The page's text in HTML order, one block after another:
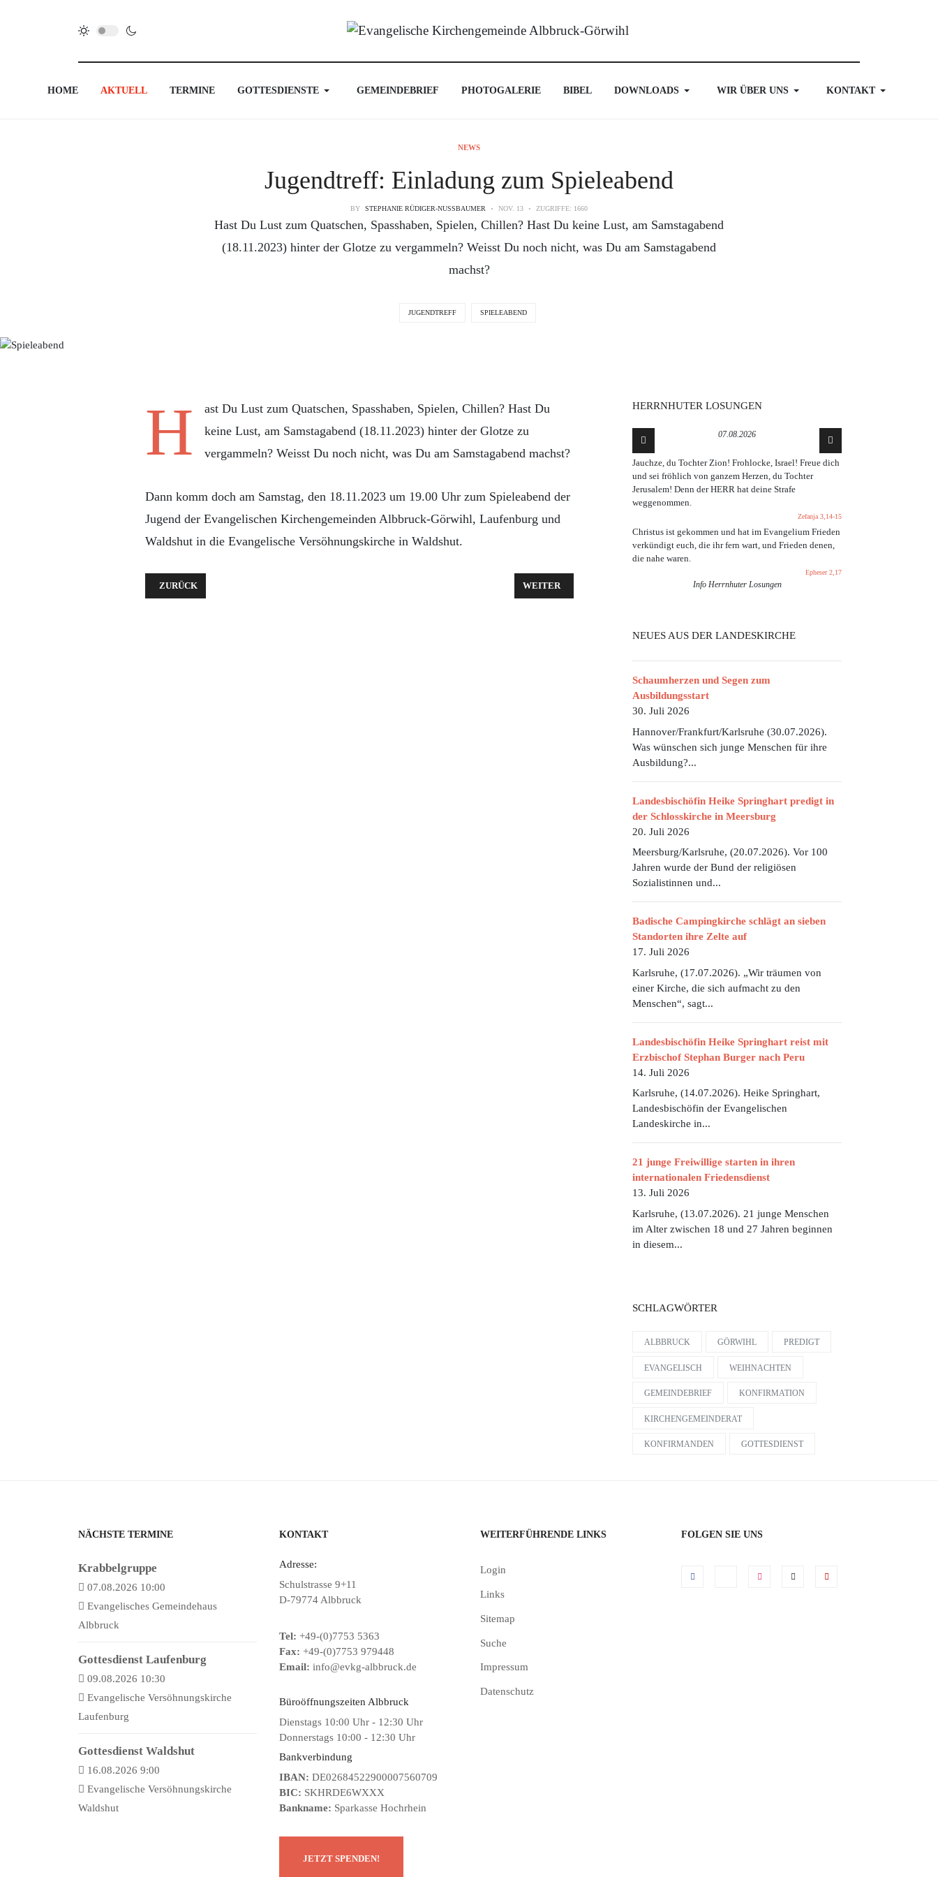
HOME AKTUELL TERMINE GOTTESDIENSTE GEMEINDEBRIEF PHOTOGALERIE BIBEL DOWNLOADS WIR ÜBER UNS KONTAKT
NEWS
Jugendtreff: Einladung zum Spieleabend
BY STEPHANIE RÜDIGER-NUSSBAUMER NOV. 13 ZUGRIFFE: 1660
Hast Du Lust zum Quatschen, Spasshaben, Spielen, Chillen? Hast Du keine Lust, am Samstagabend
(18.11.2023) hinter der Glotze zu vergammeln? Weisst Du noch nicht, was Du am Samstagabend
machst?
JUGENDTREFF SPIELEABEND
H
ast Du Lust zum Quatschen, Spasshaben, Spielen, Chillen? Hast Du
keine Lust, am Samstagabend (18.11.2023) hinter der Glotze zu
vergammeln? Weisst Du noch nicht, was Du am Samstagabend machst?
Dann komm doch am Samstag, den 18.11.2023 um 19.00 Uhr zum Spieleabend der
Jugend der Evangelischen Kirchengemeinden Albbruck-Görwihl, Laufenburg und
Waldshut in die Evangelische Versöhnungskirche in Waldshut.
VORHERIGER BEITRAG: DER GEMEINDEBRIEF NR. 03-23
ZURÜCK NÄCHSTER BEITRAG: WANDERUNG DES JUGENDTREFFS ZUM BELCHEN
WEITER
HERRNHUTER LOSUNGEN
07.08.2026
Jauchze, du Tochter Zion! Frohlocke, Israel! Freue dich
und sei fröhlich von ganzem Herzen, du Tochter
Jerusalem! Denn der HERR hat deine Strafe
weggenommen.
Zefanja 3,14-15
Christus ist gekommen und hat im Evangelium Frieden
verkündigt euch, die ihr fern wart, und Frieden denen,
die nahe waren.
Epheser 2,17
Info Herrnhuter Losungen
NEUES AUS DER LANDESKIRCHE
Schaumherzen und Segen zum
Ausbildungsstart
30. Juli 2026
Hannover/Frankfurt/Karlsruhe (30.07.2026).
Was wünschen sich junge Menschen für ihre
Ausbildung?...
Landesbischöfin Heike Springhart predigt in
der Schlosskirche in Meersburg
20. Juli 2026
Meersburg/Karlsruhe, (20.07.2026). Vor 100
Jahren wurde der Bund der religiösen
Sozialistinnen und...
Badische Campingkirche schlägt an sieben
Standorten ihre Zelte auf
17. Juli 2026
Karlsruhe, (17.07.2026). „Wir träumen von
einer Kirche, die sich aufmacht zu den
Menschen“, sagt...
Landesbischöfin Heike Springhart reist mit
Erzbischof Stephan Burger nach Peru
14. Juli 2026
Karlsruhe, (14.07.2026). Heike Springhart,
Landesbischöfin der Evangelischen
Landeskirche in...
21 junge Freiwillige starten in ihren
internationalen Friedensdienst
13. Juli 2026
Karlsruhe, (13.07.2026). 21 junge Menschen
im Alter zwischen 18 und 27 Jahren beginnen
in diesem...
SCHLAGWÖRTER
ALBBRUCK GÖRWIHL PREDIGT
EVANGELISCH WEIHNACHTEN
GEMEINDEBRIEF KONFIRMATION
KIRCHENGEMEINDERAT
KONFIRMANDEN GOTTESDIENST
NÄCHSTE TERMINE
Krabbelgruppe
07.08.2026 10:00
Evangelisches Gemeindehaus
Albbruck
Gottesdienst Laufenburg
09.08.2026 10:30
Evangelische Versöhnungskirche
Laufenburg
Gottesdienst Waldshut
16.08.2026 9:00
Evangelische Versöhnungskirche
Waldshut
KONTAKT
Adresse:
Schulstrasse 9+11
D-79774 Albbruck
Tel: +49-(0)7753 5363
Fax: +49-(0)7753 979448
Email: info@evkg-albbruck.de
Büroöffnungszeiten Albbruck
Dienstags 10:00 Uhr - 12:30 Uhr
Donnerstags 10:00 - 12:30 Uhr
Bankverbindung
IBAN: DE02684522900007560709
BIC: SKHRDE6WXXX
Bankname: Sparkasse Hochrhein
WEITERFÜHRENDE LINKS
Login
Links
Sitemap
Suche
Impressum
Datenschutz
FOLGEN SIE UNS